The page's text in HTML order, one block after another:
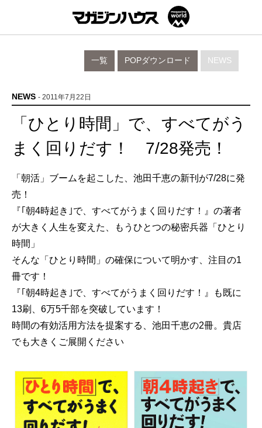
NEWS
POPダウンロード
一覧
NEWS - 2011年7月22日
「ひとり時間」で、すべてがう
まく回りだす！ 7/28発売！
「朝活」ブームを起こした、池田千恵の新刊が7/28に発
売！
『｢朝4時起き｣で、すべてがうまく回りだす！』の著者
が大きく人生を変えた、もうひとつの秘密兵器「ひとり
時間」
そんな「ひとり時間」の確保について明かす、注目の1
冊です！
『｢朝4時起き｣で、すべてがうまく回りだす！』も既に
13刷、6万5千部を突破しています！
時間の有効活用方法を提案する、池田千恵の2冊。貴店
でも大きくご展開ください